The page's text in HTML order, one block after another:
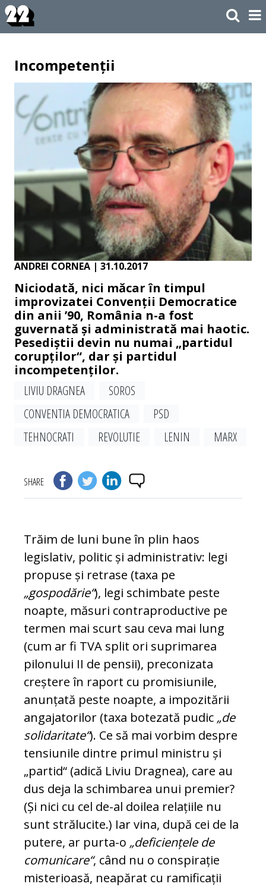
Incompetenții
ANDREI CORNEA | 31.10.2017
Niciodată, nici măcar în timpul
improvizatei Convenții Democratice
din anii ’90, România n-a fost
guvernată și administrată mai haotic.
Pesediștii devin nu numai „partidul
corupților“, dar și partidul
incompetenților.
LIVIU DRAGNEA
SOROS
CONVENTIA DEMOCRATICA
PSD
TEHNOCRATI
REVOLUTIE LENIN MARX
SHARE
Trăim de luni bune în plin haos
legislativ, politic și administrativ: legi
propuse și retrase (taxa pe
„gospodărie“), legi schimbate peste
noapte, mă­suri contraproductive pe
termen mai scurt sau ce­va mai lung
(cum ar fi TVA split ori suprimarea
pilonului II de pensii), preconizata
creștere în ra­port cu promisiunile,
anunțată peste noapte, a im­pozitării
angajatorilor (taxa botezată pudic „de
solidaritate“). Ce să mai vorbim despre
tensiunile dintre primul ministru și
„partid“ (adică Liviu Drag­nea), care au
dus deja la schimbarea unui pre­mier?
(Și nici cu cel de-al doilea relațiile nu
sunt stră­lucite.) Iar vina, după cei de la
putere, ar purta-o „deficiențele de
comunicare“, când nu o conspirație
misterioasă, neapărat cu ramificații